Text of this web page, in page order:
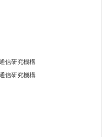
信研究機構
信研究機構